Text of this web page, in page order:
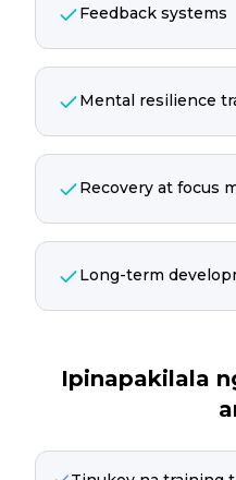
Feedback systems
Mental resilience
Recovery at focus
Long-term
Ipinapakilala